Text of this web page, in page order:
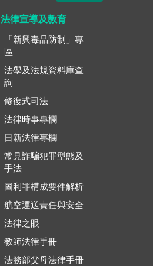
法律宣導及教育
「新興毒品防制」專
區
法學及法規資料庫查
詢
修復式司法
法律時事專欄
日新法律專欄
常見詐騙犯罪型態及
手法
圖利罪構成要件解析
航空運送責任與安全
法律之眼
教師法律手冊
法務部父母法律手冊